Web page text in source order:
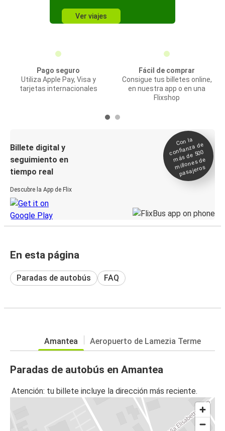
Ver viajes
Pago seguro
Utiliza Apple Pay, Visa y
tarjetas internacionales
Fácil de comprar
Consigue tus billetes online,
en nuestra app o en una
Flixshop
Billete digital y
seguimiento en
tiempo real
Descubre la App de Flix
Con la
confianza de
más de 500
millones de
pasajeros
En esta página
Paradas de autobús FAQ
Amantea Aeropuerto de Lamezia Terme
Paradas de autobús en Amantea
Atención: tu billete incluye la dirección más reciente.